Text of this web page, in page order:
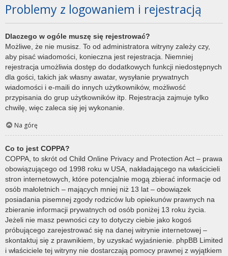
Problemy z logowaniem i rejestracją
Dlaczego w ogóle muszę się rejestrować?
Możliwe, że nie musisz. To od administratora witryny zależy czy,
aby pisać wiadomości, konieczna jest rejestracja. Niemniej
rejestracja umożliwia dostęp do dodatkowych funkcji niedostępnych
dla gości, takich jak własny awatar, wysyłanie prywatnych
wiadomości i e-maili do innych użytkowników, możliwość
przypisania do grup użytkowników itp. Rejestracja zajmuje tylko
chwilę, więc zaleca się jej wykonanie.
Na górę
Co to jest COPPA?
COPPA, to skrót od Child Online Privacy and Protection Act – prawa
obowiązującego od 1998 roku w USA, nakładającego na właścicieli
stron internetowych, które potencjalnie mogą zbierać informacje od
osób małoletnich – mających mniej niż 13 lat – obowiązek
posiadania pisemnej zgody rodziców lub opiekunów prawnych na
zbieranie informacji prywatnych od osób poniżej 13 roku życia.
Jeżeli nie masz pewności czy to dotyczy ciebie jako kogoś
próbującego zarejestrować się na danej witrynie internetowej –
skontaktuj się z prawnikiem, by uzyskać wyjaśnienie. phpBB Limited
i właściciele tej witryny nie dostarczają pomocy prawnej z wyjątkiem